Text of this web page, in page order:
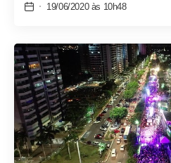
19/06/2020 às 10h48